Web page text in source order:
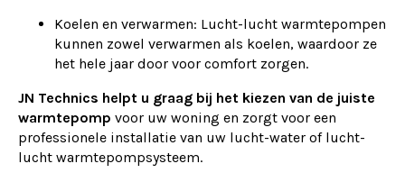
Koelen en verwarmen: Lucht-lucht warmtepompen
kunnen zowel verwarmen als koelen, waardoor ze
het hele jaar door voor comfort zorgen.
JN Technics helpt u graag bij het kiezen van de juiste
warmtepomp voor uw woning en zorgt voor een
professionele installatie van uw lucht-water of lucht-
lucht warmtepompsysteem.